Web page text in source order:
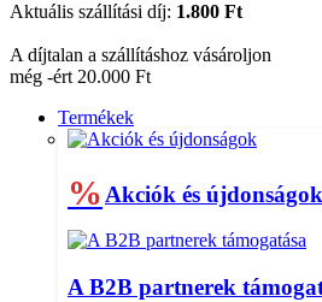
Aktuális szállítási díj: 1.800 Ft
A díjtalan a szállításhoz vásároljon
még -ért 20.000 Ft
Termékek
% Akciók és újdonságok
A B2B partnerek